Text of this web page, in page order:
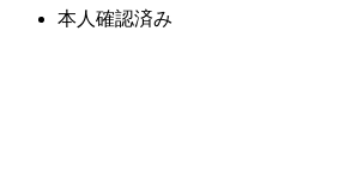
本人確認済み